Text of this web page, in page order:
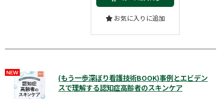
お気に入りに追加
(もう一歩深ぼり看護技術BOOK)事例とエビデン
スで理解する認知症高齢者のスキンケア